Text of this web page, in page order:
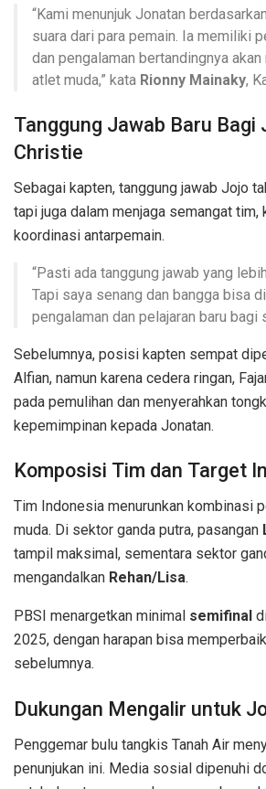
“Kami menunjuk Jonatan
suara dari para pemain. Ia memiliki
dan pengalaman bertandingnya
atlet muda,” kata Rionny Mainaky,
Tanggung Jawab Baru Bagi
Christie
Sebagai kapten, tanggung jawab Jojo
tapi juga dalam menjaga semangat tim,
koordinasi antarpemain.
“Pasti ada tanggung jawab yang
Tapi saya senang dan bangga bisa
pengalaman dan pelajaran baru bagi
Sebelumnya, posisi kapten sempat
Alfian, namun karena cedera ringan,
pada pemulihan dan menyerahkan
kepemimpinan kepada Jonatan.
Komposisi Tim dan Target
Tim Indonesia menurunkan kombinasi
muda. Di sektor ganda putra, pasangan
tampil maksimal, sementara sektor
mengandalkan Rehan/Lisa.
PBSI menargetkan minimal semifinal
2025, dengan harapan bisa
sebelumnya.
Dukungan Mengalir untuk
Penggemar bulu tangkis Tanah Air
penunjukan ini. Media sosial dipenuhi